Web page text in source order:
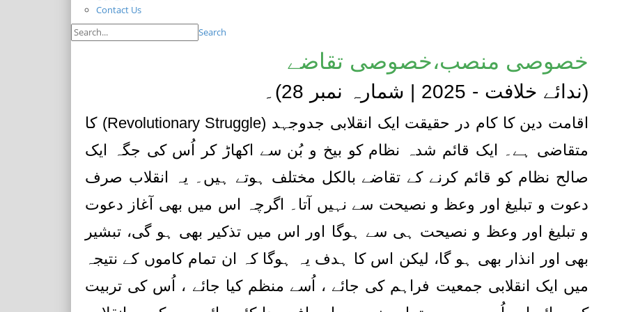
Contact Us
Search
خصوصی منصب،خصوصی تقاضے
(ندائے خلافت - 2025 | شمارہ نمبر 28)۔
اقامت دین کا کام در حقیقت ایک انقلابی جدوجہد (Revolutionary Struggle) کا
متقاضی ہے۔ ایک قائم شدہ نظام کو بیخ و بُن سے اکھاڑ کر اُس کی جگہ ایک
صالح نظام کو قائم کرنے کے تقاضے بالکل مختلف ہوتے ہیں۔ یہ انقلاب صرف
دعوت و تبلیغ اور وعظ و نصیحت سے نہیں آتا۔ اگرچہ اس میں بھی آغاز دعوت
و تبلیغ اور وعظ و نصیحت ہی سے ہوگا اور اس میں تذکیر بھی ہو گی، تبشیر
بھی اور انذار بھی ہو گا، لیکن اس کا ہدف یہ ہوگا کہ ان تمام کاموں کے نتیجہ
میں ایک انقلابی جمعیت فراہم کی جائے ، اُسے منظم کیا جائے ، اُس کی تربیت